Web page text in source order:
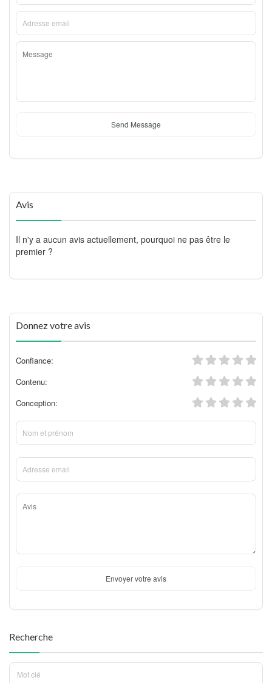
Send Message
Avis
Il n'y a aucun avis actuellement, pourquoi ne pas être le
premier ?
Donnez votre avis
Confiance:
Contenu:
Conception:
Envoyer votre avis
Recherche